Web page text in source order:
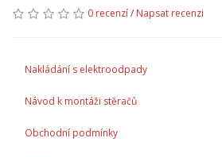
0 recenzí/ Napsat recenzi
Nakládání s elektroodpady
Návod k montáži stěračů
Obchodní podmínky